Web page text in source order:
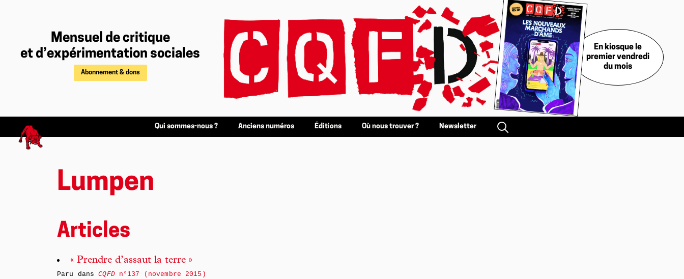
Mensuel de critique
et d’expérimentation sociales
Abonnement & dons
En kiosque le
premier vendredi
du mois
Qui sommes-nous ? Anciens numéros Éditions Où nous trouver ? Newsletter
Lumpen
Articles
« Prendre d’assaut la terre »
Paru dansCQFDn°137 (novembre 2015)